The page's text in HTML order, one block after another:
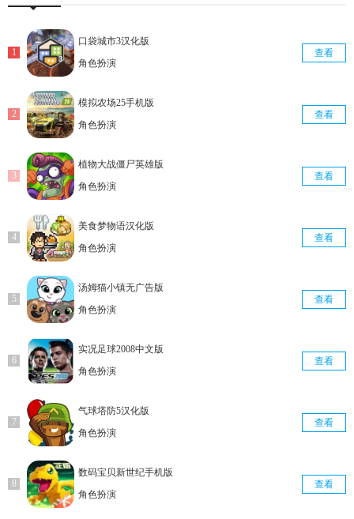
口袋城市3汉化版
角色扮演
查看
模拟农场25手机版
角色扮演
查看
植物大战僵尸英雄版
角色扮演
查看
美食梦物语汉化版
角色扮演
查看
汤姆猫小镇无广告版
角色扮演
查看
实况足球2008中文版
角色扮演
查看
气球塔防5汉化版
角色扮演
查看
数码宝贝新世纪手机版
角色扮演
查看